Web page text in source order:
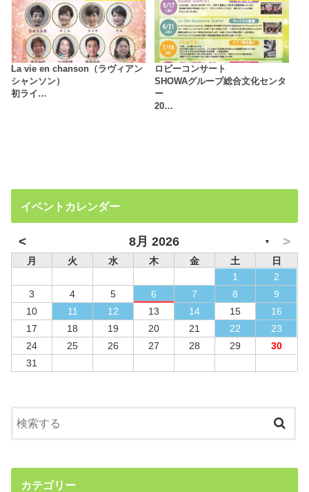
La vie en chanson（ラヴィアン
シャンソン）
初ライ…
ロビーコンサート
SHOWAグループ総合文化センタ
ー
20…
イベントカレンダー
< 8月 2026 ▼ >
月 火 水 木 金 土
日
1
2
3
4 5 6 7 8
9
10
11 12 13 14 15
16
17
18 19 20 21 22
23
24
25 26 27 28 29
30
31
カテゴリー